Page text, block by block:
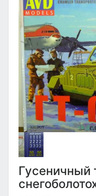
Гусеничный